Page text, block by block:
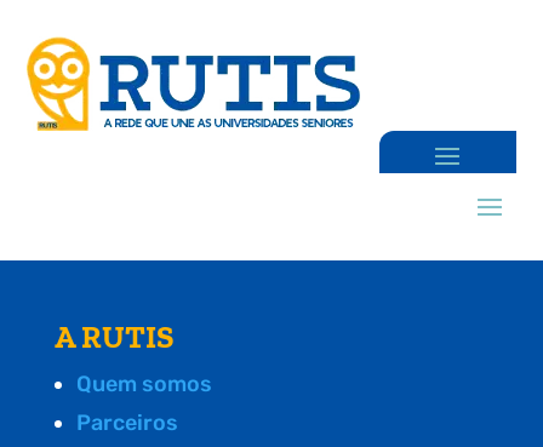
A RUTIS
Quem somos
Parceiros